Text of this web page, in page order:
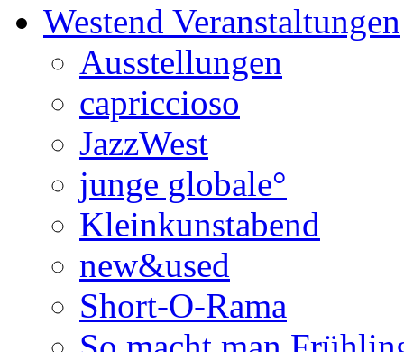
Westend Veranstaltungen
Ausstellungen
capriccioso
JazzWest
junge globale°
Kleinkunstabend
new&used
Short-O-Rama